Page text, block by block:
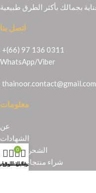
اتصل بنا
+(66) 97 136 0311
WhatsApp/Viber
thainoor.contact@gmail.com
معلومات
عن
الشهادات
الشحن والإرجاع
شراء منتجات تايلندية
قائمة
0
عربة التسوق
حسابي